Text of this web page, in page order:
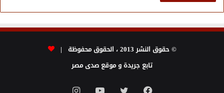
© حقوق النشر 2013 ، الحقوق محفوظة |
تابع جريدة و موقع صدى مصر